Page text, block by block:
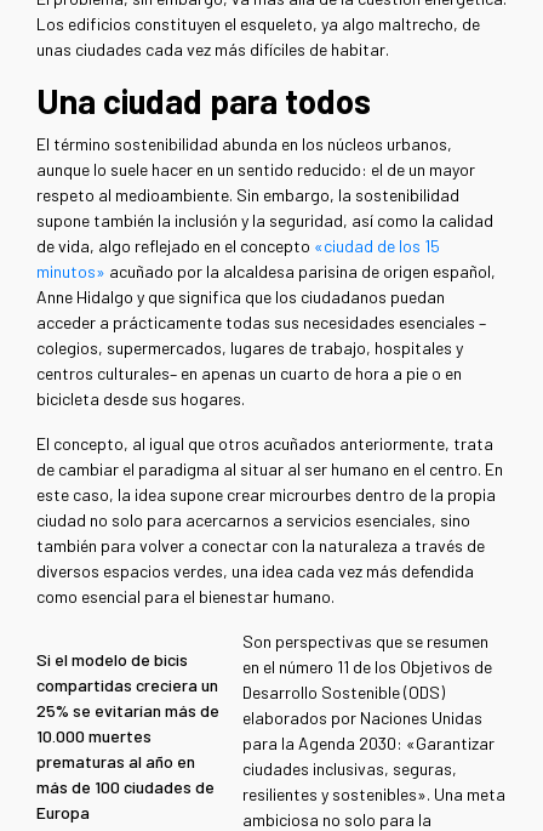
Los edificios constituyen el esqueleto, ya algo maltrecho, de
unas ciudades cada vez más difíciles de habitar.
Una ciudad para todos
El término sostenibilidad abunda en los núcleos urbanos,
aunque lo suele hacer en un sentido reducido: el de un mayor
respeto al medioambiente. Sin embargo, la sostenibilidad
supone también la inclusión y la seguridad, así como la calidad
de vida, algo reflejado en el concepto «ciudad de los 15
minutos» acuñado por la alcaldesa parisina de origen español,
Anne Hidalgo y que significa que los ciudadanos puedan
acceder a prácticamente todas sus necesidades esenciales –
colegios, supermercados, lugares de trabajo, hospitales y
centros culturales– en apenas un cuarto de hora a pie o en
bicicleta desde sus hogares.
El concepto, al igual que otros acuñados anteriormente, trata
de cambiar el paradigma al situar al ser humano en el centro. En
este caso, la idea supone crear microurbes dentro de la propia
ciudad no solo para acercarnos a servicios esenciales, sino
también para volver a conectar con la naturaleza a través de
diversos espacios verdes, una idea cada vez más defendida
como esencial para el bienestar humano.
Si el modelo de bicis
compartidas creciera un
25% se evitarían más de
10.000 muertes
prematuras al año en
más de 100 ciudades de
Europa
Son perspectivas que se resumen
en el número 11 de los Objetivos de
Desarrollo Sostenible (ODS)
elaborados por Naciones Unidas
para la Agenda 2030: «Garantizar
ciudades inclusivas, seguras,
resilientes y sostenibles». Una meta
ambiciosa no solo para la